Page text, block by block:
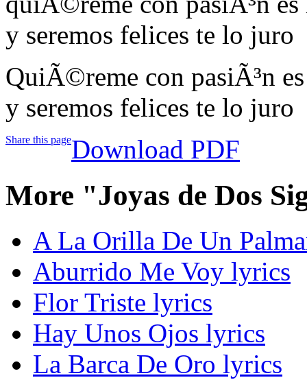
y seremos felices te lo juro
QuiÃ©reme con pasiÃ³n
y seremos felices te lo juro
Share this pageDownload PDF
More "Joyas de Dos
A La Orilla De Un
Aburrido Me Voy lyrics
Flor Triste lyrics
Hay Unos Ojos lyrics
La Barca De Oro lyrics